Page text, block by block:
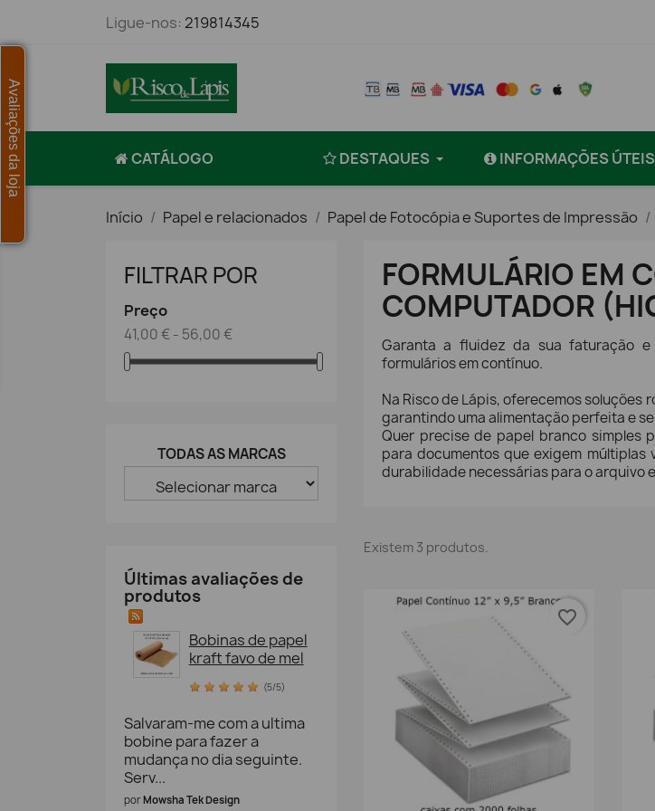
Ligue-nos: 219814345
CATÁLOGO DESTAQUES INFORMAÇÕES ÚTEIS
Início Papel e relacionados Papel de Fotocópia e Suportes de Impressão
FILTRAR POR
Preço
41,00 € - 56,00 €
TODAS AS MARCAS
Últimas avaliações de
produtos
Bobinas de papel
kraft favo de mel
(5/5)
Salvaram-me com a ultima
bobine para fazer a
mudança no dia seguinte.
Serv...
porMowsha Tek Design
FORMULÁRIO EM
COMPUTADOR
Garanta a fluidez da sua faturação
formulários em contínuo.
Na Risco de Lápis, oferecemos
garantindo uma alimentação perfeita e
Quer precise de papel branco simples
para documentos que exigem múltiplas
durabilidade necessárias para o arquivo
Existem 3 produtos.
favorite_border
Avaliações da loja